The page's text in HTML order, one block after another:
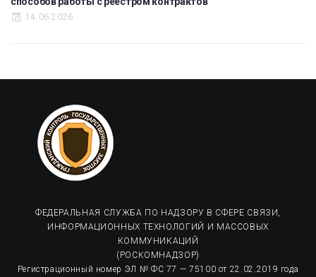
14.06.2026
ФЕДЕРАЛЬНАЯ СЛУЖБА ПО НАДЗОРУ В СФЕРЕ СВЯЗИ,
ИНФОРМАЦИОННЫХ ТЕХНОЛОГИЙ И МАССОВЫХ
КОММУНИКАЦИЙ
(РОСКОМНАДЗОР)
Регистрационный номер ЭЛ № ФС 77 — 75100 от 22.02.2019 года